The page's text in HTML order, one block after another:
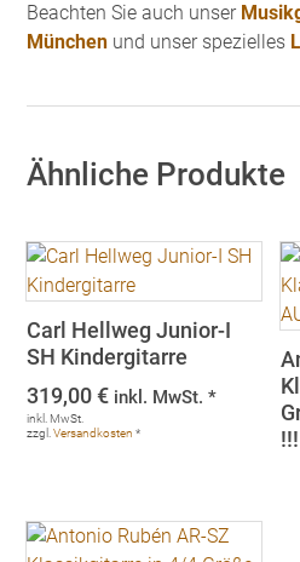
Beachten Sie auch unser
München und unser spezielles
Ähnliche Produkte
Carl Hellweg Junior-I
SH Kindergitarre
319,00€ inkl. MwSt. *
inkl. MwSt.
zzgl.Versandkosten *
!!!